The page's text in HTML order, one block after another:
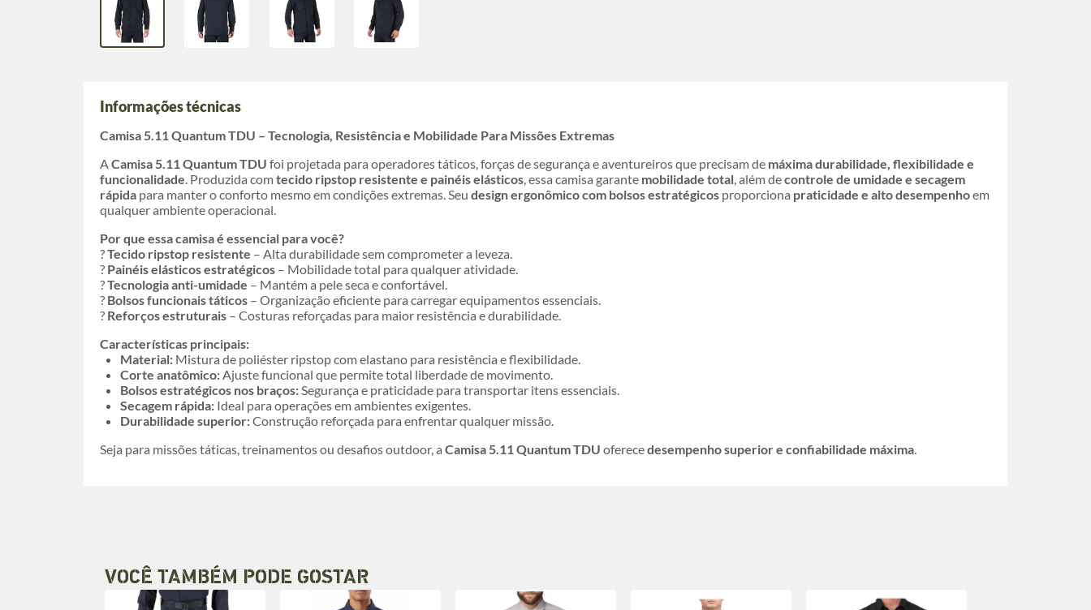
Informações técnicas
Camisa 5.11 Quantum TDU – Tecnologia, Resistência e Mobilidade Para Missões Extremas
ACamisa 5.11 Quantum TDU foi projetada para operadores táticos, forças de segurança e aventureiros que precisam de máxima durabilidade, flexibilidade e
funcionalidade. Produzida comtecido ripstop resistente e painéis elásticos, essa camisa garante mobilidade total, além decontrole de umidade e secagem
rápida para manter o conforto mesmo em condições extremas. Seu design ergonômico com bolsos estratégicos proporciona praticidade e alto desempenhoem
qualquer ambiente operacional.
Por que essa camisa é essencial para você?
?Tecido ripstop resistente – Alta durabilidade sem comprometer a leveza.
? Painéis elásticos estratégicos – Mobilidade total para qualquer atividade.
?Tecnologia anti-umidade – Mantém a pele seca e confortável.
? Bolsos funcionais táticos – Organização eficiente para carregar equipamentos essenciais.
? Reforços estruturais – Costuras reforçadas para maior resistência e durabilidade.
Características principais:
Material: Mistura de poliéster ripstop com elastano para resistência e flexibilidade.
Corte anatômico:Ajuste funcional que permite total liberdade de movimento.
Bolsos estratégicos nos braços:Segurança e praticidade para transportar itens essenciais.
Secagem rápida: Ideal para operações em ambientes exigentes.
Durabilidade superior:Construção reforçada para enfrentar qualquer missão.
Seja para missões táticas, treinamentos ou desafios outdoor, a Camisa 5.11 Quantum TDU oferecedesempenho superior e confiabilidade máxima.
VOCÊ TAMBÉM PODE GOSTAR